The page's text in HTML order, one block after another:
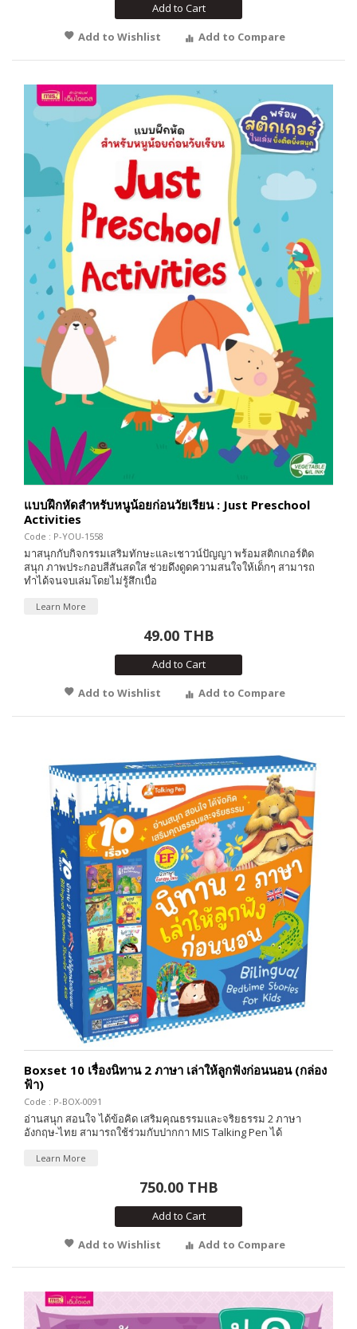
Add to Cart
Add to Wishlist
Add to Compare
แบบฝึกหัดสำหรับหนูน้อยก่อนวัยเรียน : Just Preschool
Activities
Code : P-YOU-1558
มาสนุกกับกิจกรรมเสริมทักษะและเชาวน์ปัญญา พร้อมสติกเกอร์ติด
สนุก ภาพประกอบสีสันสดใส ช่วยดึงดูดความสนใจให้เด็กๆ สามารถ
ทำได้จนจบเล่มโดยไม่รู้สึกเบื่อ
Learn More
49.00 THB
Add to Cart
Add to Wishlist
Add to Compare
Boxset 10 เรื่องนิทาน 2 ภาษา เล่าให้ลูกฟังก่อนนอน (กล่อง
ฟ้า)
Code : P-BOX-0091
อ่านสนุก สอนใจ ได้ข้อคิด เสริมคุณธรรมและจริยธรรม 2 ภาษา
อังกฤษ-ไทย สามารถใช้ร่วมกับปากกา MIS Talking Pen ได้
Learn More
750.00 THB
Add to Cart
Add to Wishlist
Add to Compare